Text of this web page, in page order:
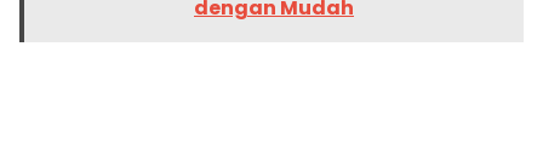
dengan Mudah